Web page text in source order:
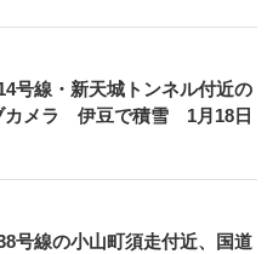
号線・新天城トンネル付近の
カメラ 伊豆で積雪 1月18日
号線の小山町須走付近、国道